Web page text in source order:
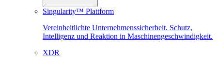
Singularity™ Plattform
Vereinheitlichte Unternehmenssicherheit. Schutz,
Intelligenz und Reaktion in Maschinen­geschwindigkeit.
XDR